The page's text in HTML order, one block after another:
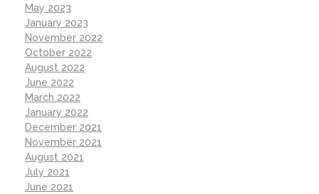
May 2023
January 2023
November 2022
October 2022
August 2022
June 2022
March 2022
January 2022
December 2021
November 2021
August 2021
July 2021
June 2021